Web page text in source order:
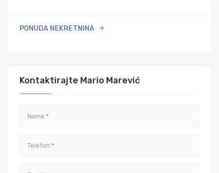
PONUDA NEKRETNINA
Kontaktirajte Mario Marević